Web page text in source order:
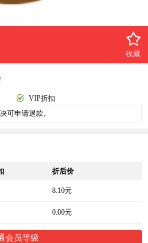
收藏
VIP折扣
可申请退款。
折后价
8.10元
0.00元
会员等级